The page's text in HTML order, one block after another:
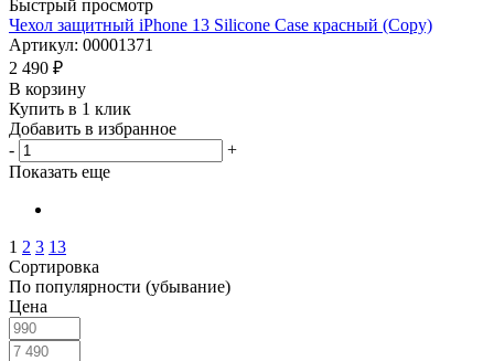
Быстрый просмотр
Чехол защитный iPhone 13 Silicone Case красный (Copy)
Артикул: 00001371
2 490 ₽
В корзину
Купить в 1 клик
Добавить в избранное
-
+
Показать еще
1 2 3 13
Сортировка
По популярности (убывание)
Цена